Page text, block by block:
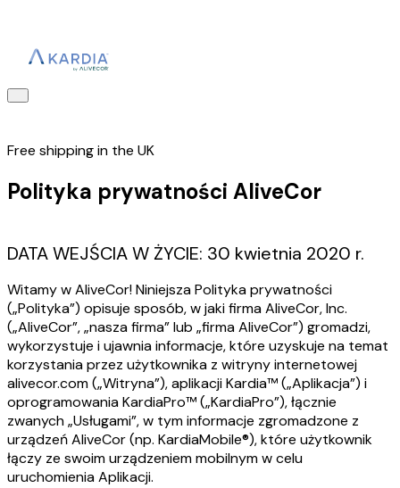
Free shipping in the UK
Polityka prywatności AliveCor
DATA WEJŚCIA W ŻYCIE: 30 kwietnia 2020 r.
Witamy w AliveCor! Niniejsza Polityka prywatności
(„Polityka”) opisuje sposób, w jaki firma AliveCor, Inc.
(„AliveCor”, „nasza firma” lub „firma AliveCor”) gromadzi,
wykorzystuje i ujawnia informacje, które uzyskuje na temat
korzystania przez użytkownika z witryny internetowej
alivecor.com („Witryna”), aplikacji Kardia™ („Aplikacja”) i
oprogramowania KardiaPro™ („KardiaPro”), łącznie
zwanych „Usługami”, w tym informacje zgromadzone z
urządzeń AliveCor (np. KardiaMobile®), które użytkownik
łączy ze swoim urządzeniem mobilnym w celu
uruchomienia Aplikacji.